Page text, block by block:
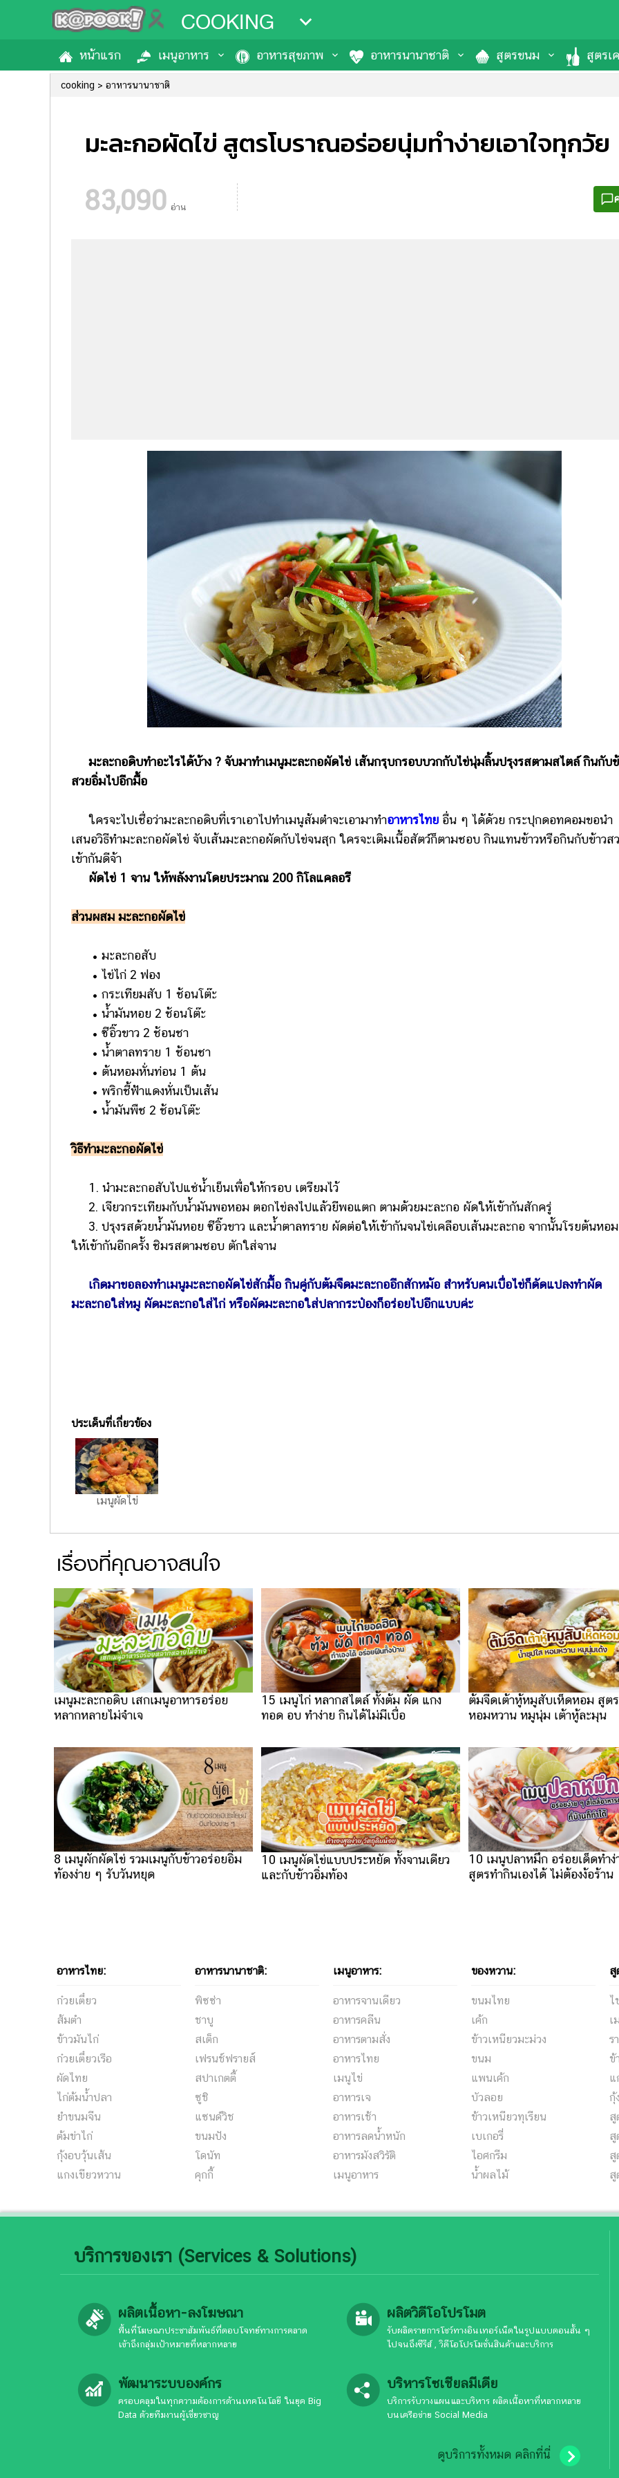
COOKING
หน้าแรก เมนูอาหาร อาหารสุขภาพ อาหารนานาชาติ สูตรขนม สูตรเ
cooking อาหารนานาชาติ
มะละกอผัดไข่ สูตรโบราณอร่อยนุ่มทำง่ายเอาใจทุกวัย
83,090 อ่าน
มะละกอดิบทำอะไรได้บ้าง ? จับมาทำเมนูมะละกอผัดไข่ เส้นกรุบกรอบบวกกับไข่นุ่มลิ้นปรุงรสตามสไตล์ กินกับ
สวยอิ่มไปอีกมื้อ
ใครจะไปเชื่อว่ามะละกอดิบที่เราเอาไปทำเมนูส้มตำจะเอามาทำอาหารไทย อื่น ๆ ได้ด้วย กระปุกดอทคอมขอนำ
เสนอวิธีทำมะละกอผัดไข่ จับเส้นมะละกอผัดกับไข่จนสุก ใครจะเติมเนื้อสัตว์ก็ตามชอบ กินแทนข้าวหรือกินกับข้าวส
เข้ากันดีจ้า
ผัดไข่ 1 จาน ให้พลังงานโดยประมาณ 200 กิโลแคลอรี
ส่วนผสม มะละกอผัดไข่
• มะละกอสับ
• ไข่ไก่ 2 ฟอง
• กระเทียมสับ 1 ช้อนโต๊ะ
• น้ำมันหอย 2 ช้อนโต๊ะ
• ซีอิ๊วขาว 2 ช้อนชา
• น้ำตาลทราย 1 ช้อนชา
• ต้นหอมหั่นท่อน 1 ต้น
• พริกชี้ฟ้าแดงหั่นเป็นเส้น
• น้ำมันพืช 2 ช้อนโต๊ะ
วิธีทำมะละกอผัดไข่
1. นำมะละกอสับไปแช่น้ำเย็นเพื่อให้กรอบ เตรียมไว้
2. เจียวกระเทียมกับน้ำมันพอหอม ตอกไข่ลงไปแล้วยีพอแตก ตามด้วยมะละกอ ผัดให้เข้ากันสักครู่
3. ปรุงรสด้วยน้ำมันหอย ซีอิ๊วขาว และน้ำตาลทราย ผัดต่อให้เข้ากันจนไข่เคลือบเส้นมะละกอ จากนั้นโรยต้นหอ
ให้เข้ากันอีกครั้ง ชิมรสตามชอบ ตักใส่จาน
เกิดมาขอลองทำเมนูมะละกอผัดไข่สักมื้อ กินคู่กับต้มจืดมะละกออีกสักหม้อ สำหรับคนเบื่อไข่ก็ดัดแปลงทำผัด
มะละกอใส่หมู ผัดมะละกอใส่ไก่ หรือผัดมะละกอใส่ปลากระป๋องก็อร่อยไปอีกแบบค่ะ
ประเด็นที่เกี่ยวข้อง
เมนูผัดไข่
เรื่องที่คุณอาจสนใจ
เมนูมะละกอดิบ เสกเมนูอาหารอร่อย
หลากหลายไม่จำเจ
15 เมนูไก่ หลากสไตล์ ทั้งต้ม ผัด แกง
ทอด อบ ทำง่าย กินได้ไม่มีเบื่อ
ต้มจืดเต้าหู้หมูสับเห็ดหอม สูต
หอมหวาน หมูนุ่ม เต้าหู้ละมุน
8 เมนูผักผัดไข่ รวมเมนูกับข้าวอร่อยอิ่ม
ท้องง่าย ๆ รับวันหยุด
10 เมนูผัดไข่แบบประหยัด ทั้งจานเดียว
และกับข้าวอิ่มท้อง
10 เมนูปลาหมึก อร่อยเด็ดทำง่
สูตรทำกินเองได้ ไม่ต้องง้อร้าน
อาหารไทย:
ก๋วยเตี๋ยว
ส้มตำ
ข้าวมันไก่
ก๋วยเตี๋ยวเรือ
ผัดไทย
ไก่ต้มน้ำปลา
ยำขนมจีน
ต้มข่าไก่
กุ้งอบวุ้นเส้น
แกงเขียวหวาน
อาหารนานาชาติ:
พิซซ่า
ชาบู
สเต็ก
เฟรนช์ฟรายส์
สปาเกตตี้
ซูชิ
แซนด์วิช
ขนมปัง
โดนัท
คุกกี้
เมนูอาหาร:
อาหารจานเดียว
อาหารคลีน
อาหารตามสั่ง
อาหารไทย
เมนูไข่
อาหารเจ
อาหารเช้า
อาหารลดน้ำหนัก
อาหารมังสวิรัติ
เมนูอาหาร
ของหวาน:
ขนมไทย
เค้ก
ข้าวเหนียวมะม่วง
ขนม
แพนเค้ก
บัวลอย
ข้าวเหนียวทุเรียน
เบเกอรี่
ไอศกรีม
น้ำผลไม้
สู
ไ
เ
ร
ข้
แ
กุ้
สู
สู
สู
สู
บริการของเรา (Services & Solutions)
ผลิตเนื้อหา-ลงโฆษณา
พื้นที่โฆษณาประชาสัมพันธ์ที่ตอบโจทย์ทางการตลาด
เข้าถึงกลุ่มเป้าหมายที่หลากหลาย
ผลิตวิดีโอโปรโมต
รับผลิตรายการโชว์ทางอินเทอร์เน็ตในรูปแบบตอนสั้น ๆ
ไปจนถึงซีรีส์ , วิดีโอโปรโมชั่นสินค้าและบริการ
พัฒนาระบบองค์กร
ครอบคลุมในทุกความต้องการด้านเทคโนโลยี ในยุค Big
Data ด้วยทีมงานผู้เชี่ยวชาญ
บริหารโซเชียลมีเดีย
บริการรับวางแผนและบริหาร ผลิตเนื้อหาที่หลากหลาย
บนเครือข่าย Social Media
ดูบริการทั้งหมด คลิกที่นี่